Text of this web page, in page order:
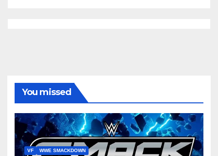
You missed
VF WWE SMACKDOWN